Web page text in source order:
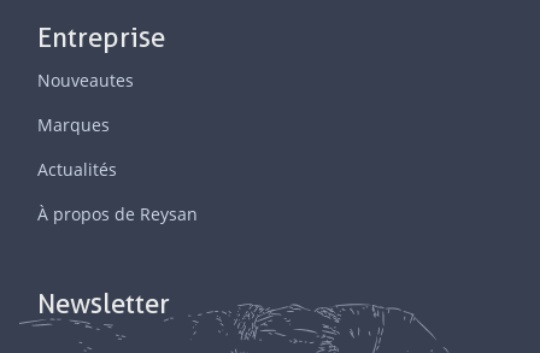
Entreprise
Nouveautes
Marques
Actualités
À propos de Reysan
Newsletter